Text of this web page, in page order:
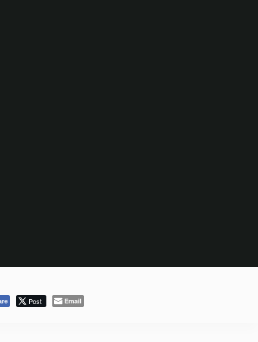
Post Email